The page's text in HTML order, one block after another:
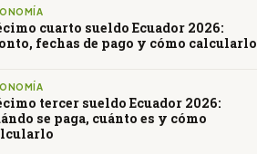
cuarto sueldo Ecuador 2026:
fechas de pago y cómo calcularlo
tercer sueldo Ecuador 2026:
se paga, cuánto es y cómo